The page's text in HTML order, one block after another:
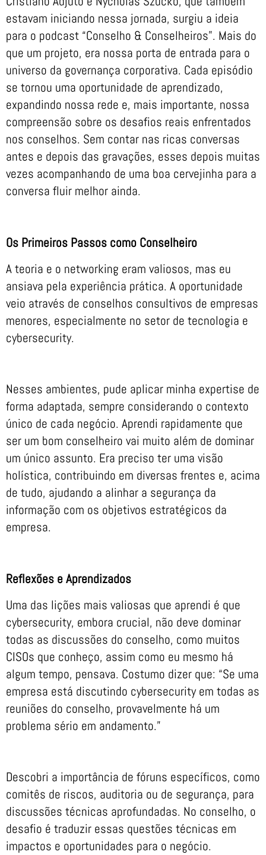
estavam iniciando nessa jornada, surgiu a ideia
para o podcast “Conselho & Conselheiros”. Mais do
que um projeto, era nossa porta de entrada para o
universo da governança corporativa. Cada episódio
se tornou uma oportunidade de aprendizado,
expandindo nossa rede e, mais importante, nossa
compreensão sobre os desafios reais enfrentados
nos conselhos. Sem contar nas ricas conversas
antes e depois das gravações, esses depois muitas
vezes acompanhando de uma boa cervejinha para a
conversa fluir melhor ainda.
Os Primeiros Passos como Conselheiro
A teoria e o networking eram valiosos, mas eu
ansiava pela experiência prática. A oportunidade
veio através de conselhos consultivos de empresas
menores, especialmente no setor de tecnologia e
cybersecurity.
Nesses ambientes, pude aplicar minha expertise de
forma adaptada, sempre considerando o contexto
único de cada negócio. Aprendi rapidamente que
ser um bom conselheiro vai muito além de dominar
um único assunto. Era preciso ter uma visão
holística, contribuindo em diversas frentes e, acima
de tudo, ajudando a alinhar a segurança da
informação com os objetivos estratégicos da
empresa.
Reflexões e Aprendizados
Uma das lições mais valiosas que aprendi é que
cybersecurity, embora crucial, não deve dominar
todas as discussões do conselho, como muitos
CISOs que conheço, assim como eu mesmo há
algum tempo, pensava. Costumo dizer que: “Se uma
empresa está discutindo cybersecurity em todas as
reuniões do conselho, provavelmente há um
problema sério em andamento.”
Descobri a importância de fóruns específicos, como
comitês de riscos, auditoria ou de segurança, para
discussões técnicas aprofundadas. No conselho, o
desafio é traduzir essas questões técnicas em
impactos e oportunidades para o negócio.